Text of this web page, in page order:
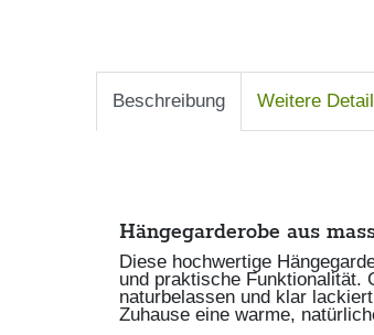
Beschreibung Weitere
Hängegarderobe aus
Diese hochwertige
und praktische Funktionalität.
naturbelassen und klar
Zuhause eine warme,